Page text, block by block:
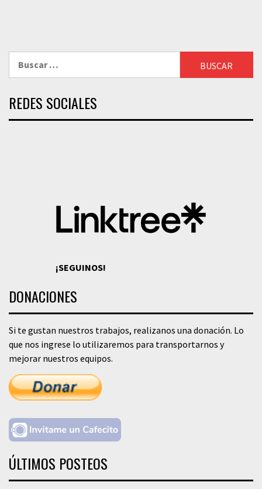
REDES SOCIALES
¡SEGUINOS!
DONACIONES
Si te gustan nuestros trabajos, realizanos una donación. Lo
que nos ingrese lo utilizaremos para transportarnos y
mejorar nuestros equipos.
ÚLTIMOS POSTEOS